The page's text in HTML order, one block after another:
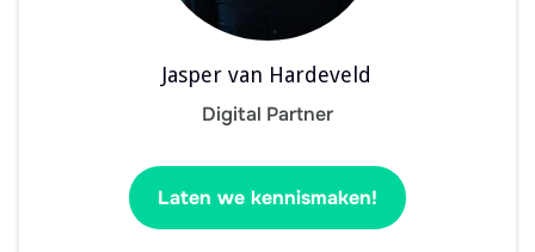
Jasper van Hardeveld
Digital Partner
Laten we kennismaken!